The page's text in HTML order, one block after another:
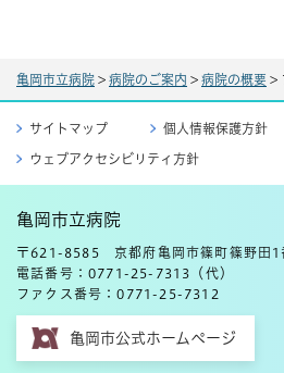
亀岡市立病院 > 病院のご案内 > 病院の概要 >
サイトマップ 個人情報保護方針
ウェブアクセシビリティ方針
亀岡市立病院
〒621-8585 京都府亀岡市篠町篠野田1
電話番号：0771-25-7313（代）
ファクス番号：0771-25-7312
亀岡市公式ホームページ